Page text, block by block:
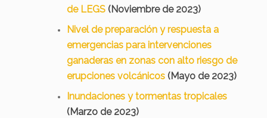
de LEGS (Noviembre de 2023)
Nivel de preparación y respuesta a
emergencias para intervenciones
ganaderas en zonas con alto riesgo de
erupciones volcánicos (Mayo de 2023)
Inundaciones y tormentas tropicales
(Marzo de 2023)